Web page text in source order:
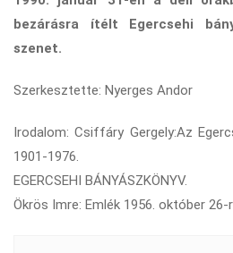
bezárásra ítélt Egercsehi
szenet.
Szerkesztette: Nyerges Andor
Irodalom: Csiffáry Gergely:Az
1901-1976.
EGERCSEHI BÁNYÁSZKÖNYV.
Ökrös Imre: Emlék 1956. október 26-